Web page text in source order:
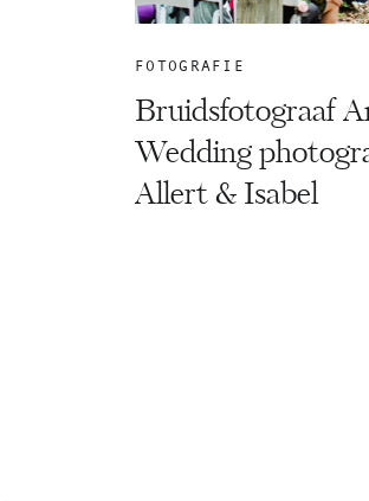
FOTOGRAFIE
Bruidsfotograaf
Wedding
Allert & Isabel